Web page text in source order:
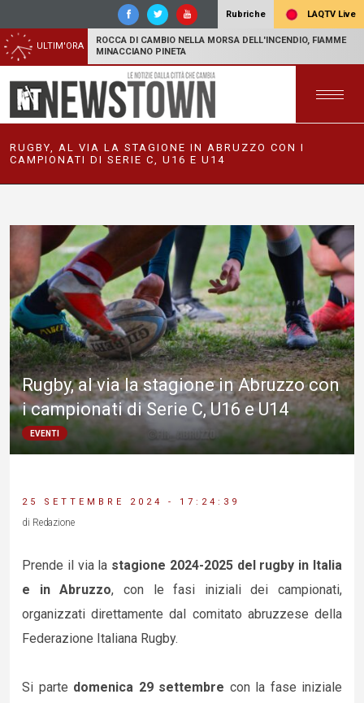
Rubriche LAQTV Live
ULTIM'ORA
ROCCA DI CAMBIO NELLA MORSA DELL'INCENDIO, FIAMME
MINACCIANO PINETA
RUGBY, AL VIA LA STAGIONE IN ABRUZZO CON I
CAMPIONATI DI SERIE C, U16 E U14
Rugby, al via la stagione in Abruzzo con
i campionati di Serie C, U16 e U14
EVENTI
25 SETTEMBRE 2024 - 17:24:39
di Redazione
Prende il via la stagione 2024-2025 del rugby in Italia
e in Abruzzo, con le fasi iniziali dei campionati,
organizzati direttamente dal comitato abruzzese della
Federazione Italiana Rugby.
Si parte domenica 29 settembre con la fase iniziale